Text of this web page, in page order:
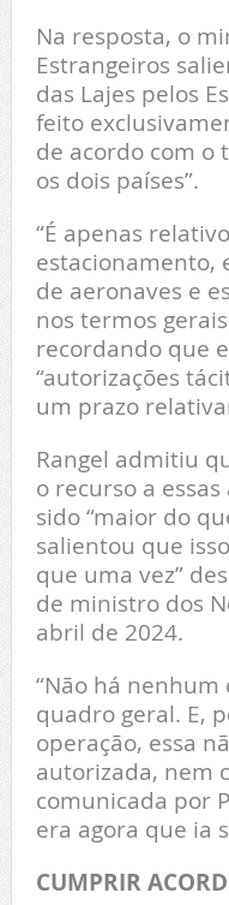
Na resposta, o
Estrangeiros
das Lajes pelos
feito
de acordo com o
os dois países”.
“É apenas
estacionamento,
de aeronaves e
nos termos
recordando que
“autorizações
um prazo
Rangel admitiu
o recurso a
sido “maior do
salientou que
que uma vez”
de ministro dos
abril de 2024.
“Não há
quadro geral. E,
operação, essa
autorizada, nem
comunicada por
era agora que ia
CUMPRIR